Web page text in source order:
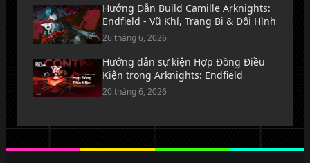
Hướng Dẫn Build Camille Arknights:
Endfield - Vũ Khí, Trang Bị & Đội Hình
26 tháng 6, 2026
Hướng dẫn sự kiện Hợp Đồng Điều
Kiện trong Arknights: Endfield
20 tháng 6, 2026